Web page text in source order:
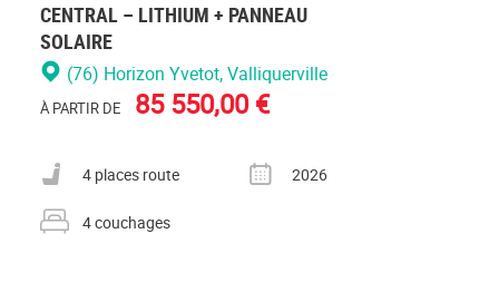
CENTRAL – LITHIUM + PANNEAU
SOLAIRE
(76) Horizon Yvetot, Valliquerville
À PARTIR DE 85 550,00 €
Nombre de places carte grise
4 places route
Année
2026
Nombre de couchages
4 couchages